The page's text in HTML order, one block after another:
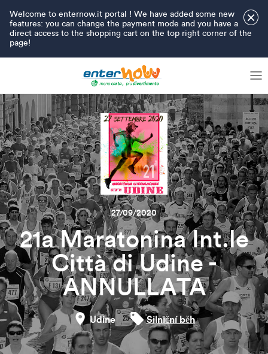
×
Welcome to enternow.it portal ! We have added some new
features: you can change the payment mode and you have a
direct access to the shopping cart on the top right corner of the
page!
27/09/2020
21a Maratonina Int.le
Città di Udine -
ANNULLATA
Udine Silniční běh